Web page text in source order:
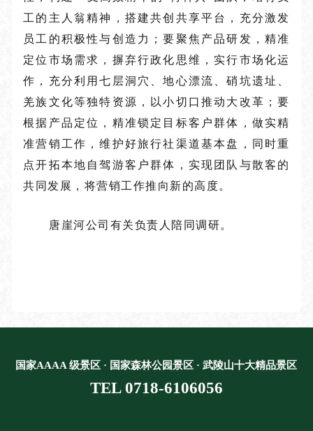
工的主人翁精神，搭建共创共享平台，充分激发
员工的积极性与创造力；要聚焦产品研发，精准
定位市场需求，摒弃行政化思维，实行市场化运
作，充分利用七层洞穴、地心漂流、硝坑遗址、
羌族文化等独特资源，以小切口推动大改革；要
根据产品定位，精准锁定目标客户群体，做实精
准营销工作，维护好旅行社渠道基本盘，同时重
点开拓本地自驾游客户群体，实现团队与散客的
共同发展，将营销工作推向新的高度。
唐崖河公司有关负责人陪同调研。
国家AAAA 级景区 · 国家森林公园景区 · 武陵山十大精品景区
TEL 0718-6106056